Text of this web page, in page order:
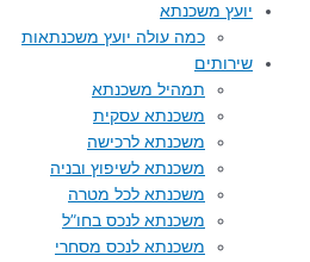
יועץ משכנתא
כמה עולה יועץ משכנתאות
שירותים
תמהיל משכנתא
משכנתא עסקית
משכנתא לרכישה
משכנתא לשיפוץ ובניה
משכנתא לכל מטרה
משכנתא לנכס בחו”ל
משכנתא לנכס מסחרי